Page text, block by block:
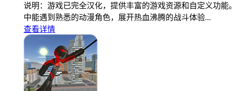
说明：游戏已完全汉化，提供丰富的游戏资源和自定义功能
中能遇到熟悉的动漫角色，展开热血沸腾的战斗体验...
查看详情